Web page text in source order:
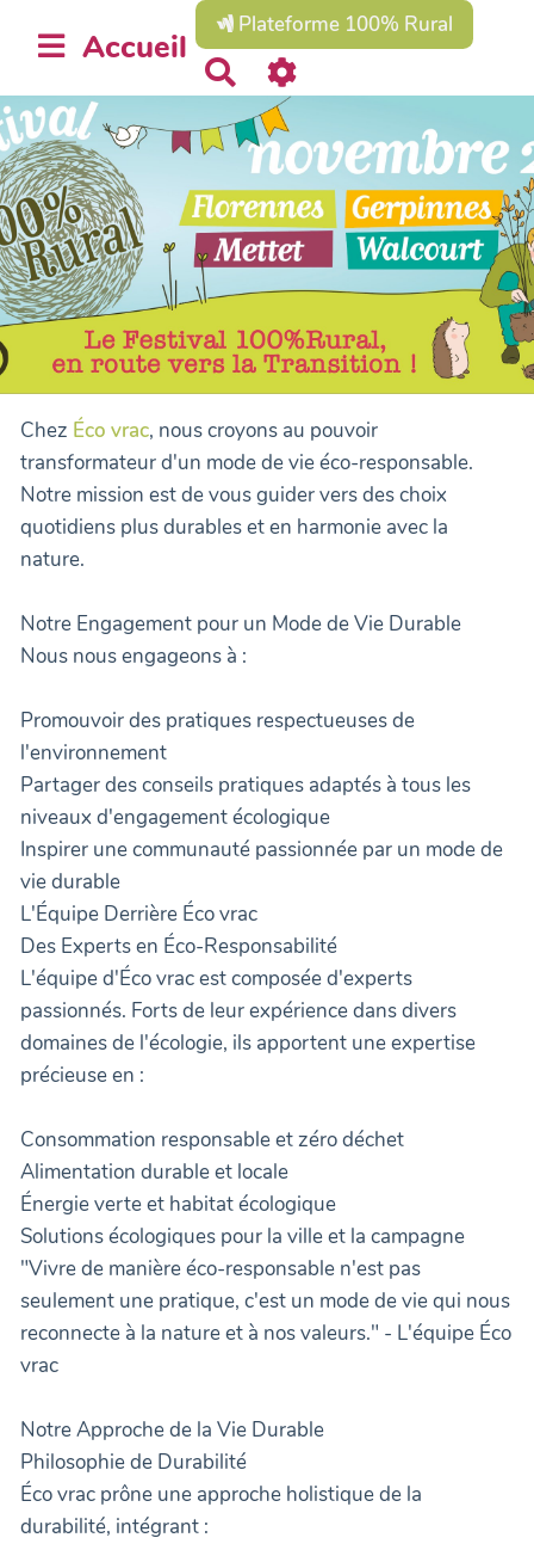
Accueil
Plateforme 100% Rural
e
c
h
e
r
c
r
Chez Éco vrac, nous croyons au pouvoir
transformateur d'un mode de vie éco-responsable.
Notre mission est de vous guider vers des choix
quotidiens plus durables et en harmonie avec la
nature.
Notre Engagement pour un Mode de Vie Durable
Nous nous engageons à :
Promouvoir des pratiques respectueuses de
l'environnement
Partager des conseils pratiques adaptés à tous les
niveaux d'engagement écologique
Inspirer une communauté passionnée par un mode de
vie durable
L'Équipe Derrière Éco vrac
Des Experts en Éco-Responsabilité
L'équipe d'Éco vrac est composée d'experts
passionnés. Forts de leur expérience dans divers
domaines de l'écologie, ils apportent une expertise
précieuse en :
Consommation responsable et zéro déchet
Alimentation durable et locale
Énergie verte et habitat écologique
Solutions écologiques pour la ville et la campagne
"Vivre de manière éco-responsable n'est pas
seulement une pratique, c'est un mode de vie qui nous
reconnecte à la nature et à nos valeurs." - L'équipe Éco
vrac
Notre Approche de la Vie Durable
Philosophie de Durabilité
Éco vrac prône une approche holistique de la
durabilité, intégrant :